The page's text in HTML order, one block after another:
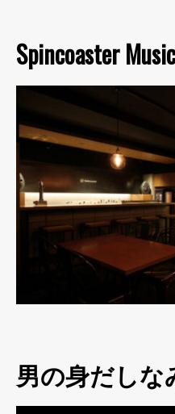
Spincoaster
男の身だしな